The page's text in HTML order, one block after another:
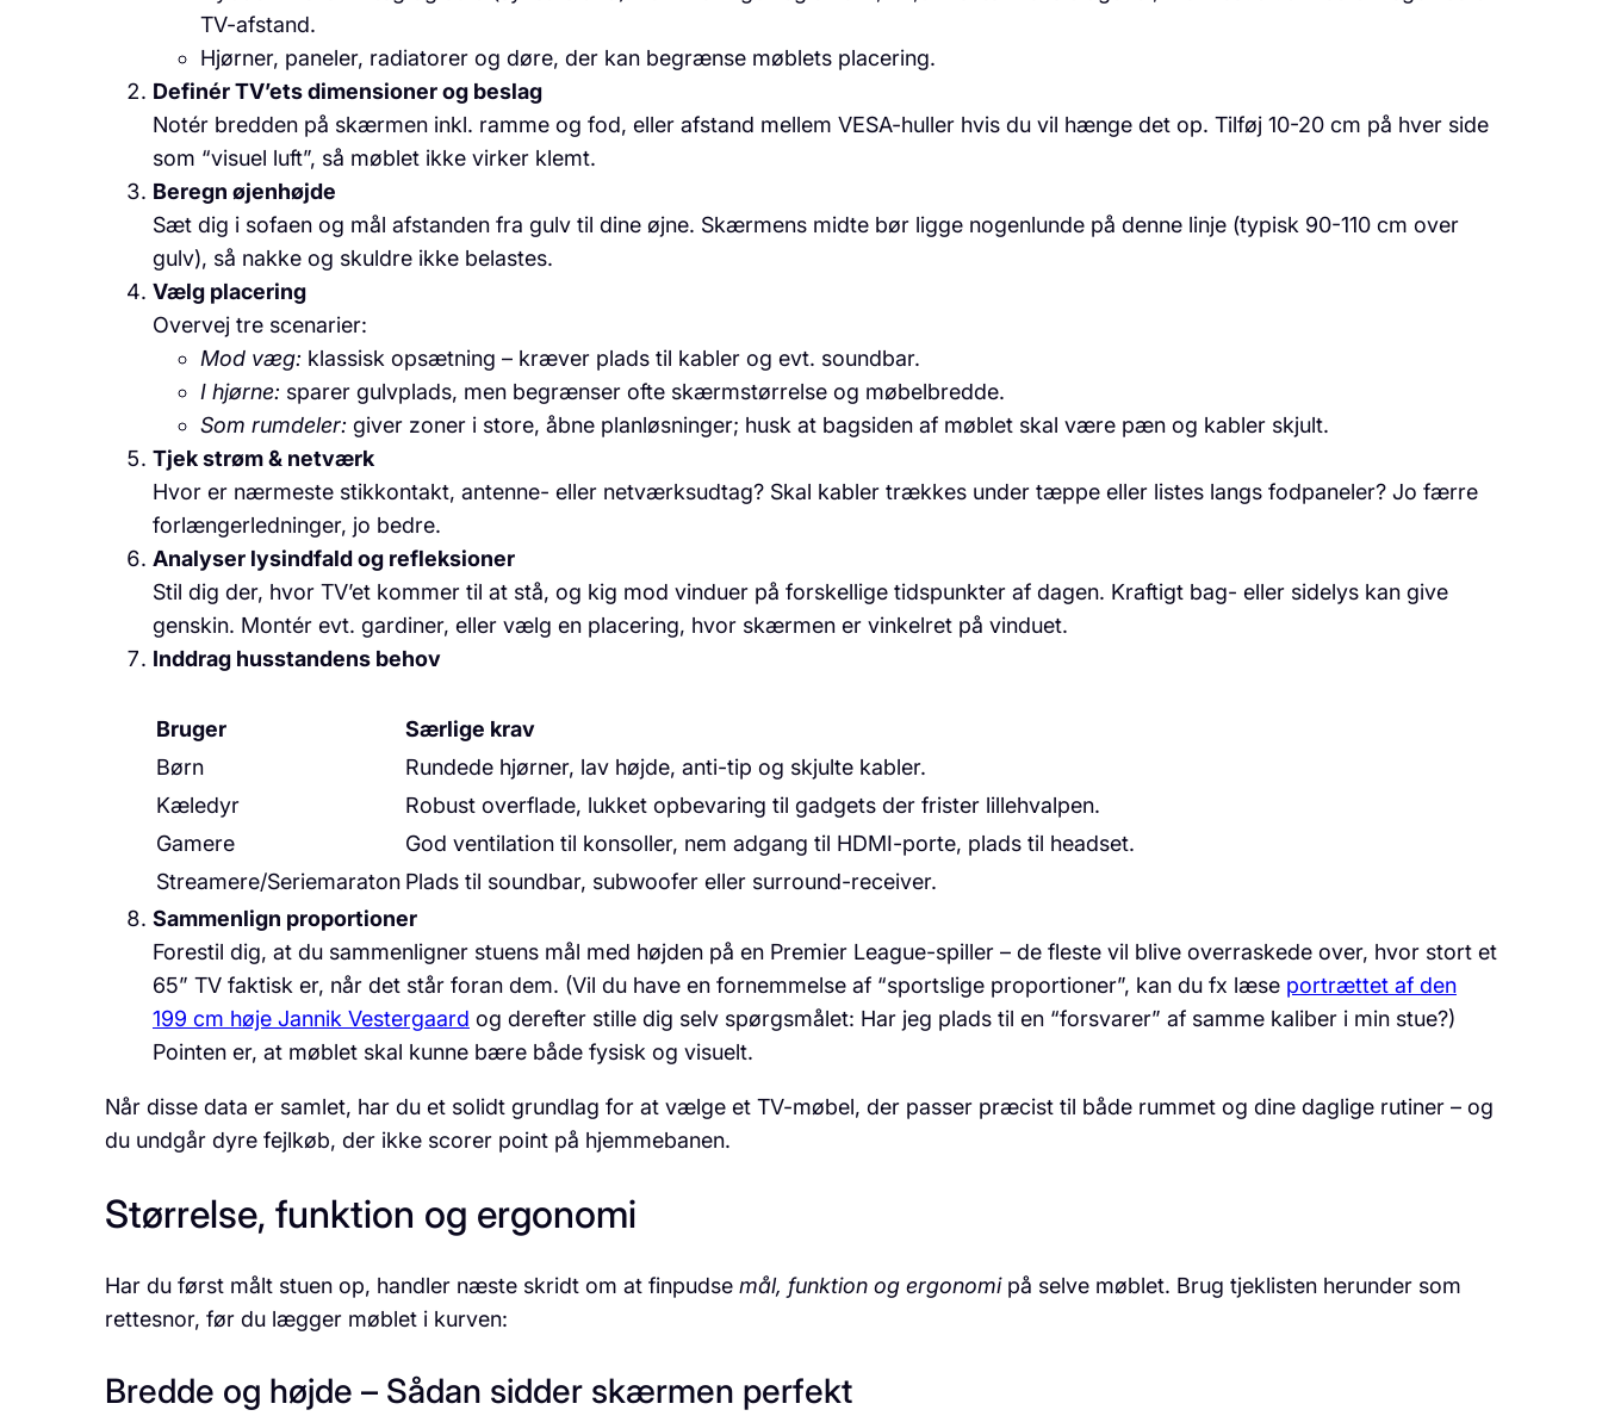
TV-afstand.
Hjørner, paneler, radiatorer og døre, der kan begrænse møblets placering.
Definér TV’ets dimensioner og beslag
Notér bredden på skærmen inkl. ramme og fod, eller afstand mellem VESA-huller hvis du vil hænge det op. Tilføj 10-20 cm på hver side
som “visuel luft”, så møblet ikke virker klemt.
Beregn øjenhøjde
Sæt dig i sofaen og mål afstanden fra gulv til dine øjne. Skærmens midte bør ligge nogenlunde på denne linje (typisk 90-110 cm over
gulv), så nakke og skuldre ikke belastes.
Vælg placering
Overvej tre scenarier:
Mod væg: klassisk opsætning – kræver plads til kabler og evt. soundbar.
I hjørne: sparer gulvplads, men begrænser ofte skærmstørrelse og møbelbredde.
Som rumdeler: giver zoner i store, åbne planløsninger; husk at bagsiden af møblet skal være pæn og kabler skjult.
Tjek strøm & netværk
Hvor er nærmeste stikkontakt, antenne- eller netværksudtag? Skal kabler trækkes under tæppe eller listes langs fodpaneler? Jo færre
forlængerledninger, jo bedre.
Analyser lysindfald og refleksioner
Stil dig der, hvor TV’et kommer til at stå, og kig mod vinduer på forskellige tidspunkter af dagen. Kraftigt bag- eller sidelys kan give
genskin. Montér evt. gardiner, eller vælg en placering, hvor skærmen er vinkelret på vinduet.
Inddrag husstandens behov
Bruger
Særlige krav
Børn
Rundede hjørner, lav højde, anti-tip og skjulte kabler.
Kæledyr
Robust overflade, lukket opbevaring til gadgets der frister lillehvalpen.
Gamere
God ventilation til konsoller, nem adgang til HDMI-porte, plads til headset.
Streamere/Seriemaraton Plads til soundbar, subwoofer eller surround-receiver.
Sammenlign proportioner
Forestil dig, at du sammenligner stuens mål med højden på en Premier League-spiller – de fleste vil blive overraskede over, hvor stort et
65” TV faktisk er, når det står foran dem. (Vil du have en fornemmelse af “sportslige proportioner”, kan du fx læse portrættet af den
199 cm høje Jannik Vestergaard og derefter stille dig selv spørgsmålet: Har jeg plads til en “forsvarer” af samme kaliber i min stue?)
Pointen er, at møblet skal kunne bære både fysisk og visuelt.
Når disse data er samlet, har du et solidt grundlag for at vælge et TV-møbel, der passer præcist til både rummet og dine daglige rutiner – og
du undgår dyre fejlkøb, der ikke scorer point på hjemmebanen.
Størrelse, funktion og ergonomi
Har du først målt stuen op, handler næste skridt om at fin­pudse mål, funktion og ergonomipå selve møblet. Brug tjeklisten herunder som
rettesnor, før du lægger møblet i kurven:
Bredde og højde – Sådan sidder skærmen perfekt